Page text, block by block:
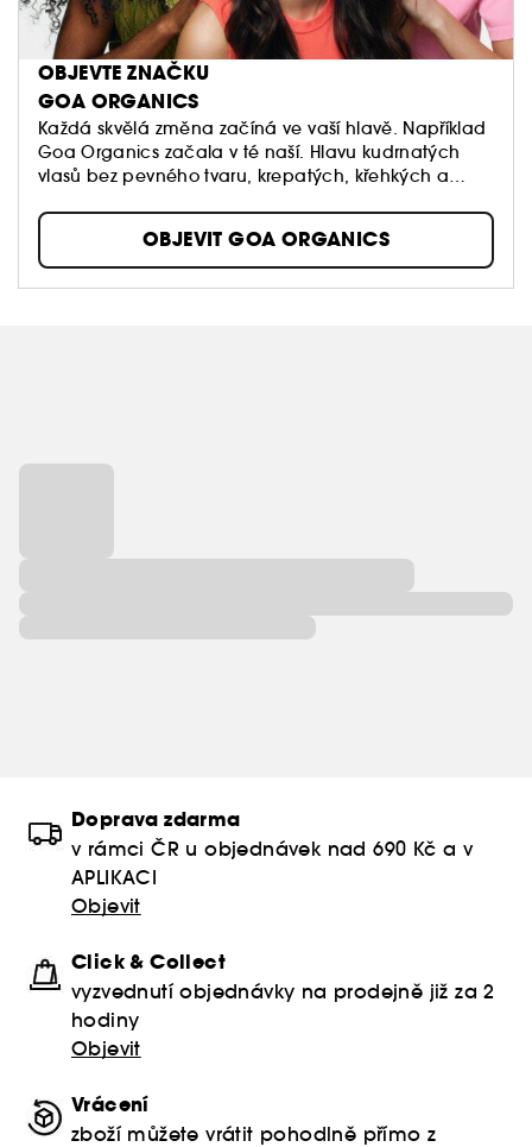
OBJEVTE ZNAČKU
GOA ORGANICS
Každá skvělá změna začíná ve vaší hlavě. Například
Goa Organics začala v té naší. Hlavu kudrnatých
vlasů bez pevného tvaru, krepatých, křehkých a
vztah. Pravděpodobně víte, o čem mluvíme. Ale taky
jsme měli jasnou představu: vytvářet produkty, které
nepoškozují naše vlasy ani naši planetu.
Rozčesávejte opatrně. Vyzkoušejte nás, protože pak
OBJEVIT GOA ORGANICS
Doprava zdarma
v rámci ČR u objednávek nad 690 Kč a v
APLIKACI
Objevit
Click & Collect
vyzvednutí objednávky na prodejně již za 2
hodiny
Objevit
Vrácení
zboží můžete vrátit pohodlně přímo z